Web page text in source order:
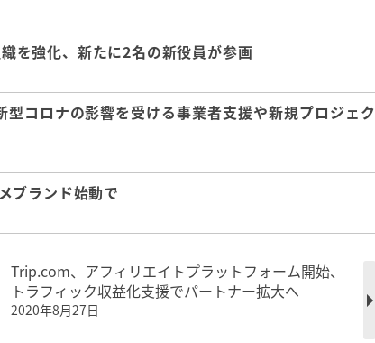
を強化、新たに2名の新役員が参画
コロナの影響を受ける事業者支援や新規プロジェク
ブランド始動で
Trip.com、アフィリエイトプラットフォーム開始、
トラフィック収益化支援でパートナー拡大へ
2020年8月27日